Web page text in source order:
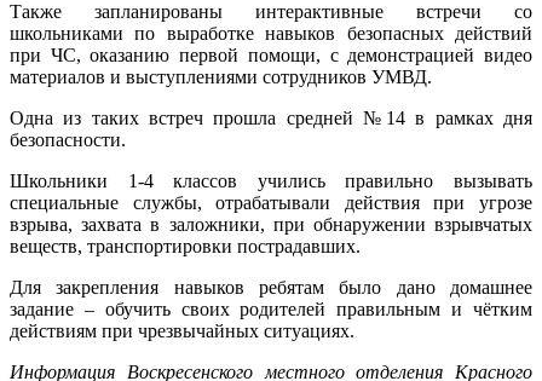
Также запланированы интерактивные встречи со
школьниками по выработке навыков безопасных действий
при ЧС, оказанию первой помощи, с демонстрацией видео
материалов и выступлениями сотрудников УМВД.
Одна из таких встреч прошла средней №14 в рамках дня
безопасности.
Школьники 1-4 классов учились правильно вызывать
специальные службы, отрабатывали действия при угрозе
взрыва, захвата в заложники, при обнаружении взрывчатых
веществ, транспортировки пострадавших.
Для закрепления навыков ребятам было дано домашнее
задание – обучить своих родителей правильным и чётким
действиям при чрезвычайных ситуациях.
Информация Воскресенского местного отделения Красного